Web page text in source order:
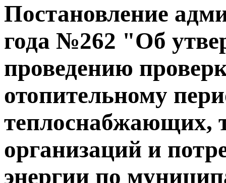
Постановление
года №262 "Об
проведению
отопительному
теплоснабжающих,
организаций и
энергии по